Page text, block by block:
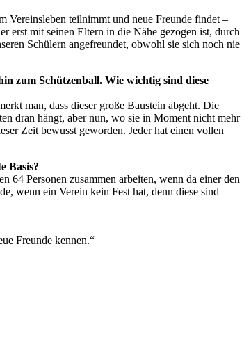
Vereinsleben teilnimmt und neue Freunde findet –
erst mit seinen Eltern in die Nähe gezogen ist, durch
Schülern angefreundet, obwohl sie sich noch nie
zum Schützenball. Wie wichtig sind diese
man, dass dieser große Baustein abgeht. Die
dran hängt, aber nun, wo sie in Moment nicht mehr
Zeit bewusst geworden. Jeder hat einen vollen
Basis?
64 Personen zusammen arbeiten, wenn da einer den
wenn ein Verein kein Fest hat, denn diese sind
Freunde kennen.“